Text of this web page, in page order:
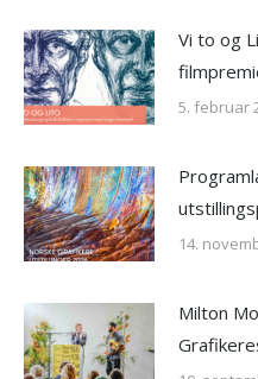
Vi to og
5. februar
14.
Milton